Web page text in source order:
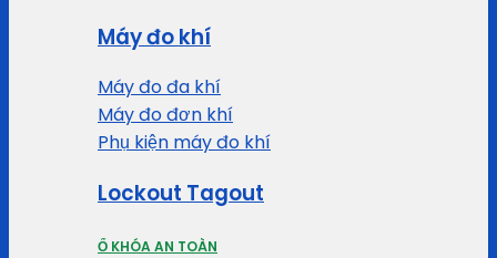
Máy đo khí
Máy đo đa khí
Máy đo đơn khí
Phụ kiện máy đo khí
Lockout Tagout
Ổ KHÓA AN TOÀN